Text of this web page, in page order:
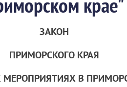
ЗАКОН
ПРИМОРСКОГО КРАЯ
В